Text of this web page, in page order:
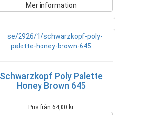
Mer information
Schwarzkopf Poly Palette
Honey Brown 645
Pris från 64,00 kr